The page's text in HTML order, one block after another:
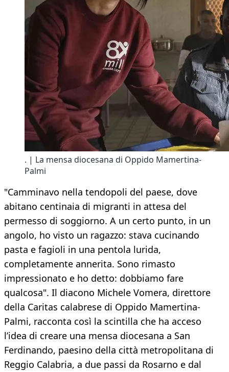
. | La mensa diocesana di Oppido Mamertina-
Palmi
"Camminavo nella tendopoli del paese, dove
abitano centinaia di migranti in attesa del
permesso di soggiorno. A un certo punto, in un
angolo, ho visto un ragazzo: stava cucinando
pasta e fagioli in una pentola lurida,
completamente annerita. Sono rimasto
impressionato e ho detto: dobbiamo fare
qualcosa". Il diacono Michele Vomera, direttore
della Caritas calabrese di Oppido Mamertina-
Palmi, racconta così la scintilla che ha acceso
l’idea di creare una mensa diocesana a San
Ferdinando, paesino della città metropolitana di
Reggio Calabria, a due passi da Rosarno e dal